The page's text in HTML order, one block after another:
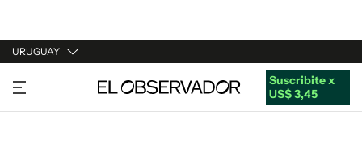
URUGUAY
URUGUAY
ARGENTINA
Suscribite x
US$ 3,45